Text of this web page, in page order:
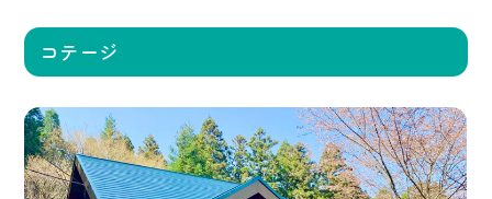
コテージ